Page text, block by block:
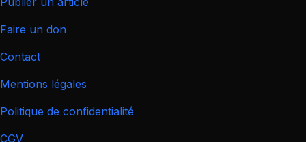
Faire un don
Contact
Mentions légales
Politique de confidentialité
CGV